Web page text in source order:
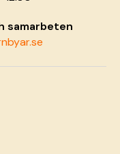
samarbeten